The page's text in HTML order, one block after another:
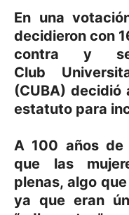
En una
decidieron con
contra y
Club
(CUBA)
estatuto para
A 100 años de
que las
plenas, algo
ya que eran